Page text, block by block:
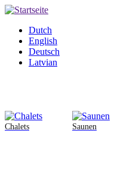
Direkt
Inhalt
Dutch
English
Deutsch
Latvian
Chalets Saunen